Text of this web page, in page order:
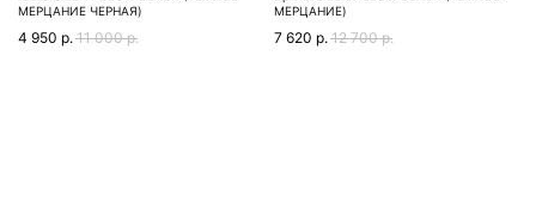
МЕРЦАНИЕ ЧЕРНАЯ)
4 950 р. 11 000 р.
МЕРЦАНИЕ)
7 620 р. 12 700 р.